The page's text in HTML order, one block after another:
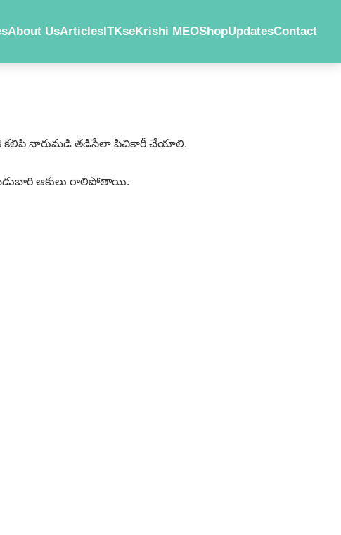
About UsArticlesITKseKrishi MEOShopUpdatesContact
నీటికి కలిపి నారుమడి తడిసేలా పిచికారీ చేయాలి.
ఆకులు రాలిపోతాయి.